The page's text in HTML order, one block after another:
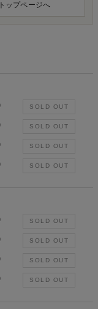
トップページへ